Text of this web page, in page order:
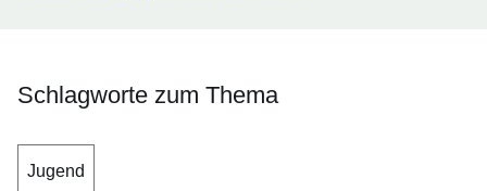
Schlagworte zum Thema
Jugend